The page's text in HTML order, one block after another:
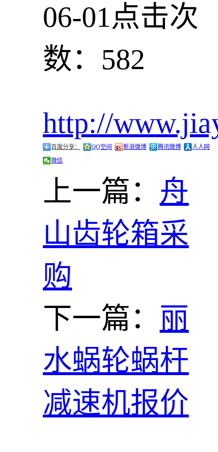
06-01点击次
数：582
http://
百度分享： QQ空间 新浪微博 腾讯微博
人人网
微信
上一篇： 舟
山齿轮箱采
购
下一篇： 丽
水蜗轮蜗杆
减速机报价